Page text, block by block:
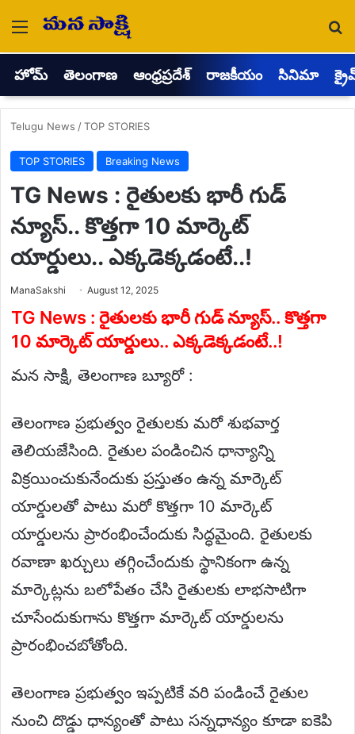
Menu
హోమ్ తెలంగాణ ఆంధ్రప్రదేశ్ రాజకీయం సినిమా
Telugu News /TOP STORIES
TOP STORIES Breaking News
TG News : రైతులకు భారీ గుడ్
న్యూస్.. కొత్తగా 10 మార్కెట్
యార్డులు.. ఎక్కడెక్కడంటే..!
ManaSakshi Send
email
August 12, 2025
TG News : రైతులకు భారీ గుడ్ న్యూస్.. కొత్తగా
10 మార్కెట్ యార్డులు.. ఎక్కడెక్కడంటే..!
మన సాక్షి, తెలంగాణ బ్యూరో :
తెలంగాణ ప్రభుత్వం రైతులకు మరో శుభవార్త
తెలియజేసింది. రైతుల పండించిన ధాన్యాన్ని
విక్రయించుకునేందుకు ప్రస్తుతం ఉన్న మార్కెట్
యార్డులతో పాటు మరో కొత్తగా 10 మార్కెట్
యార్డులను ప్రారంభించేందుకు సిద్ధమైంది. రైతులకు
రవాణా ఖర్చులు తగ్గించేందుకు స్థానికంగా ఉన్న
మార్కెట్లను బలోపేతం చేసి రైతులకు లాభసాటిగా
చూసేందుకుగాను కొత్తగా మార్కెట్ యార్డులను
ప్రారంభించబోతోంది.
తెలంగాణ ప్రభుత్వం ఇప్పటికే వరి పండించే రైతుల
నుంచి దొడ్డు ధాన్యంతో పాటు సన్నధాన్యం కూడా ఐకెపి